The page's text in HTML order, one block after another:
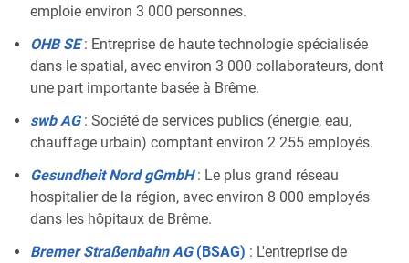
emploie environ 3 000 personnes.
OHB SE: Entreprise de haute technologie spécialisée
dans le spatial, avec environ 3 000 collaborateurs, dont
une part importante basée à Brême.
swb AG: Société de services publics (énergie, eau,
chauffage urbain) comptant environ 2 255 employés.
Gesundheit Nord gGmbH: Le plus grand réseau
hospitalier de la région, avec environ 8 000 employés
dans les hôpitaux de Brême.
Bremer Straßenbahn AG(BSAG) : L'entreprise de